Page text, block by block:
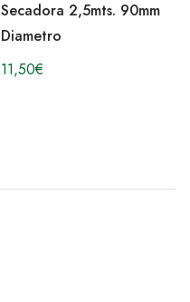
Secadora 2,5mts. 90mm
Diametro
11,50€